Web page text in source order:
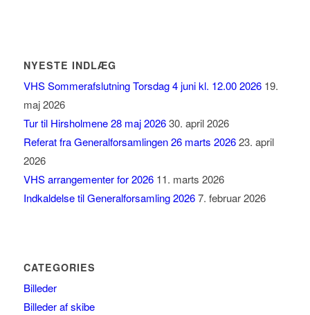
NYESTE INDLÆG
VHS Sommerafslutning Torsdag 4 juni kl. 12.00 2026 19.
maj 2026
Tur til Hirsholmene 28 maj 2026 30. april 2026
Referat fra Generalforsamlingen 26 marts 2026 23. april
2026
VHS arrangementer for 2026 11. marts 2026
Indkaldelse til Generalforsamling 2026 7. februar 2026
CATEGORIES
Billeder
Billeder af skibe